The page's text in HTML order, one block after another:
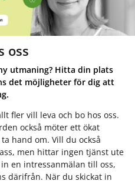
oss
utmaning? Hitta din plats
det möjligheter för dig att
fler vill leva och bo hos oss.
också möter ett ökat
hand om. Vill du också
men hittar ingen tjänst ute
en intressanmälan till oss,
därifrån. När du skickat in